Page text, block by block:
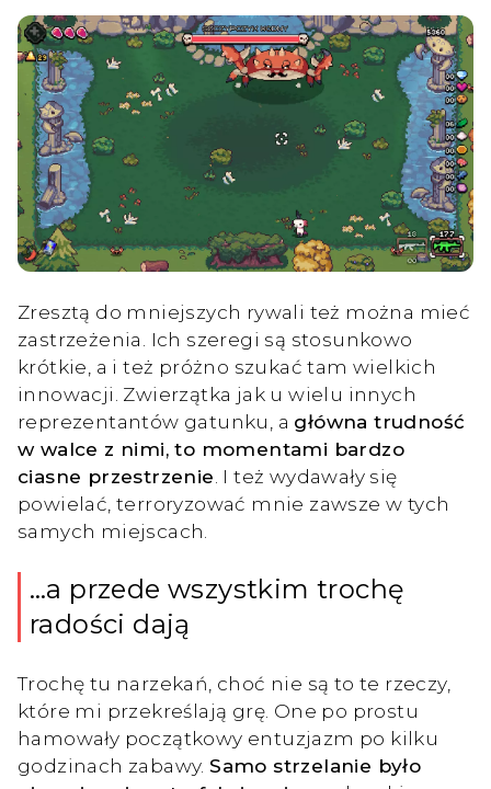
Zresztą do mniejszych rywali też można mieć
zastrzeżenia. Ich szeregi są stosunkowo
krótkie, a i też próżno szukać tam wielkich
innowacji. Zwierzątka jak u wielu innych
reprezentantów gatunku, a główna trudność
w walce z nimi, to momentami bardzo
ciasne przestrzenie . I też wydawały się
powielać, terroryzować mnie zawsze w tych
samych miejscach.
…a przede wszystkim trochę
radości dają
Trochę tu narzekań, choć nie są to te rzeczy,
które mi przekreślają grę. One po prostu
hamowały początkowy entuzjazm po kilku
godzinach zabawy.Samo strzelanie było